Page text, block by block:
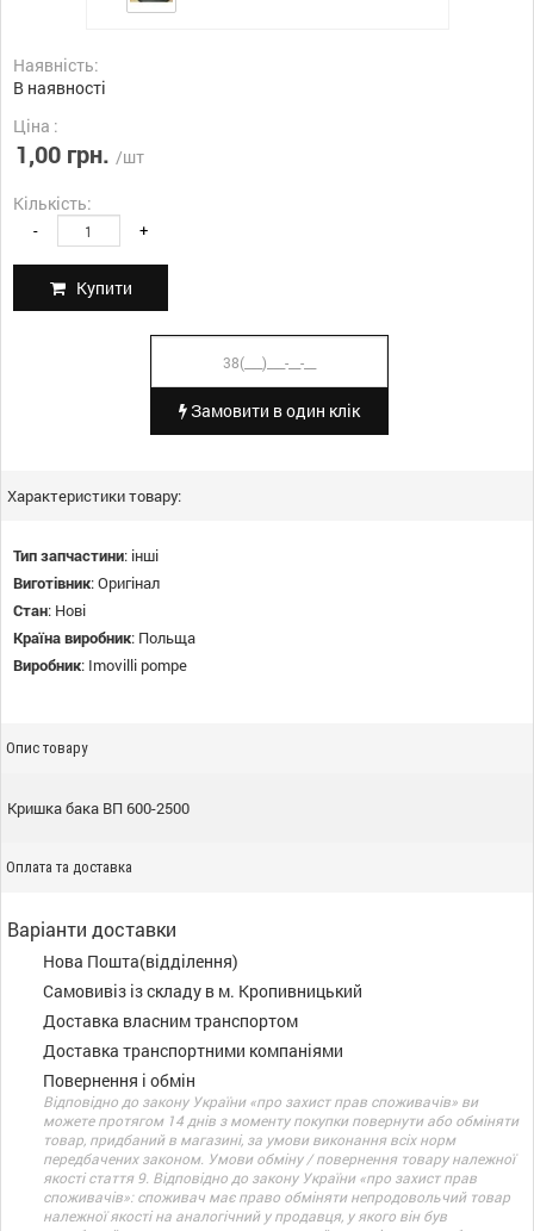
Наявність:
В наявності
Ціна :
1,00 грн. /шт
Кількість:
- +
Купити
Замовити в один клік
Характеристики товару:
Тип запчастини: інші
Виготівник:Оригінал
Стан: Нові
Країна виробник: Польща
Виробник: Imovilli pompe
Опис товару
Кришка бака ВП 600-2500
Оплата та доставка
Варіанти доставки
Нова Пошта(відділення)
Самовивіз із складу в м. Кропивницький
Доставка власним транспортом
Доставка транспортними компаніями
Повернення і обмін
Відповідно до закону України «про захист прав споживачів» ви
можете протягом 14 днів з моменту покупки повернути або обміняти
товар, придбаний в магазині, за умови виконання всіх норм
передбачених законом. Умови обміну / повернення товару належної
якості стаття 9. Відповідно до закону України «про захист прав
споживачів»: споживач має право обміняти непродовольчий товар
належної якості на аналогічний у продавця, у якого він був